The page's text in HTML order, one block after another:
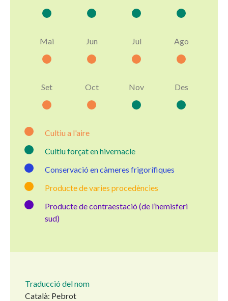
Mai Jun Jul Ago
Set Oct Nov Des
Cultiu a l'aire
Cultiu forçat en hivernacle
Conservació en càmeres frigorífiques
Producte de varies procedències
Producte de contraestació (de l’hemisferi
sud)
Traducció del nom
Català: Pebrot